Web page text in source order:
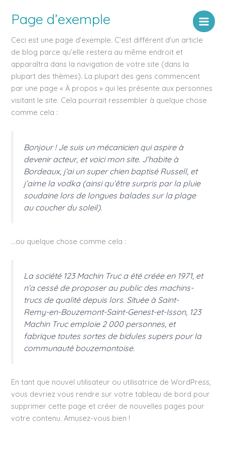
Page d’exemple
Ceci est une page d’exemple. C’est différent d’un article
de blog parce qu’elle restera au même endroit et
apparaîtra dans la navigation de votre site (dans la
plupart des thèmes). La plupart des gens commencent
par une page « À propos » qui les présente aux personnes
visitant le site. Cela pourrait ressembler à quelque chose
comme cela :
Bonjour ! Je suis un mécanicien qui aspire à
devenir acteur, et voici mon site. J’habite à
Bordeaux, j’ai un super chien baptisé Russell, et
j’aime la vodka (ainsi qu’être surpris par la pluie
soudaine lors de longues balades sur la plage
au coucher du soleil).
…ou quelque chose comme cela :
La société 123 Machin Truc a été créée en 1971, et
n’a cessé de proposer au public des machins-
trucs de qualité depuis lors. Située à Saint-
Remy-en-Bouzemont-Saint-Genest-et-Isson, 123
Machin Truc emploie 2 000 personnes, et
fabrique toutes sortes de bidules supers pour la
communauté bouzemontoise.
En tant que nouvel utilisateur ou utilisatrice de WordPress,
vous devriez vous rendre survotre tableau de bord pour
supprimer cette page et créer de nouvelles pages pour
votre contenu. Amusez-vous bien !